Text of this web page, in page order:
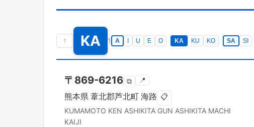
↑ KA 1 A U E O KA KU KO SA SI
〒 869-6216 ⧉ 📍
熊本県 葦北郡芦北町 海路 📋
KUMAMOTO KEN ASHIKITA GUN ASHIKITA MACHI
KAIJI